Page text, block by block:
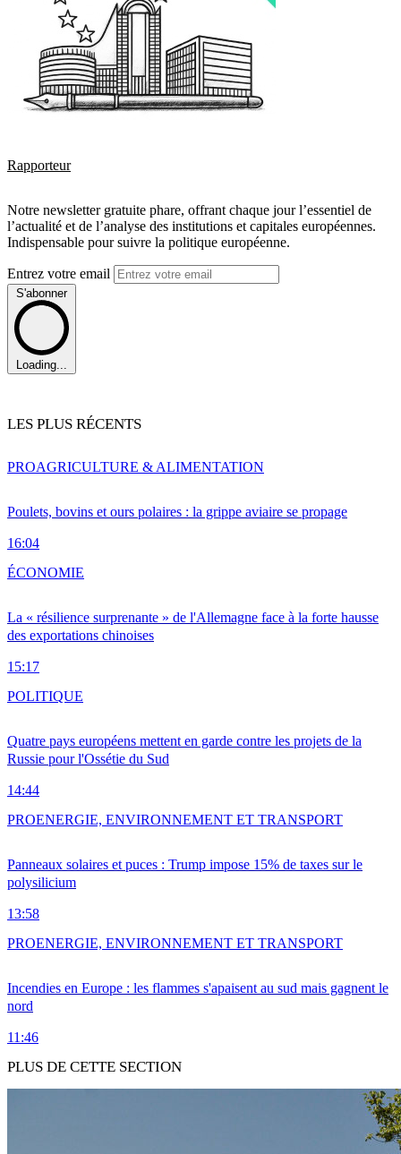
Rapporteur
Notre newsletter gratuite phare, offrant chaque jour l’essentiel de
l’actualité et de l’analyse des institutions et capitales européennes.
Indispensable pour suivre la politique européenne.
Entrez votre email
S'abonner
Loading...
LES PLUS RÉCENTS
Poulets, bovins et ours polaires : la grippe aviaire se propage
16:04
PROAGRICULTURE & ALIMENTATION
La « résilience surprenante » de l'Allemagne face à la forte hausse
des exportations chinoises
15:17
ÉCONOMIE
Quatre pays européens mettent en garde contre les projets de la
Russie pour l'Ossétie du Sud
14:44
POLITIQUE
Panneaux solaires et puces : Trump impose 15% de taxes sur le
polysilicium
13:58
PROENERGIE, ENVIRONNEMENT ET TRANSPORT
Incendies en Europe : les flammes s'apaisent au sud mais gagnent le
nord
11:46
PROENERGIE, ENVIRONNEMENT ET TRANSPORT
PLUS DE CETTE SECTION